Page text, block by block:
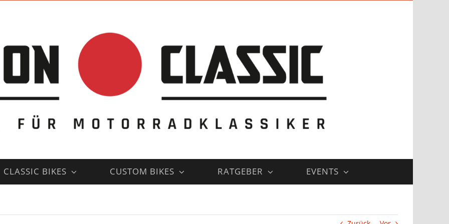
CLASSIC BIKES CUSTOM BIKES RATGEBER EVENTS